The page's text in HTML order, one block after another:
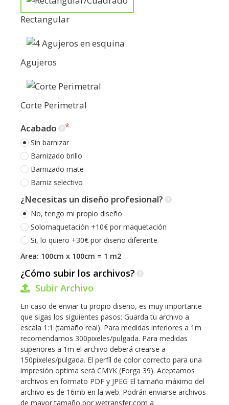
Rectangular
Agujeros
Corte Perimetral
Acabado
Sin barnizar
Barnizado brillo
Barnizado mate
Barniz selectivo
¿Necesitas un diseño profesional?
No, tengo mi propio diseño
Solomaquetación +10€ por maquetación
Si, lo quiero +30€ por diseño diferente
Area: 100cm x 100cm = 1 m2
¿Cómo subir los archivos?
Subir Archivo
En caso de enviar tu propio diseño, es muy importante
que sigas los siguientes pasos: Guarda tu archivo a
escala 1:1 (tamaño real). Para medidas inferiores a 1m
recomendamos 300pixeles/pulgada. Para medidas
superiores a 1m el archivo deberá crearse a
150pixeles/pulgada. El perfíl de color correcto para una
impresión optima será CMYK (Forga 39). Aceptamos
archivos en formato PDF y JPEG El tamaño máximo del
archivo es de 16mb en la web. Podrán enviarse archivos
de mayor tamaño por wetransfer.com a